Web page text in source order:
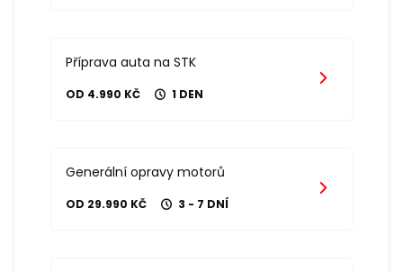
Příprava auta na STK
OD 4.990 KČ 1 DEN
Generální opravy motorů
OD 29.990 KČ 3 - 7 DNÍ